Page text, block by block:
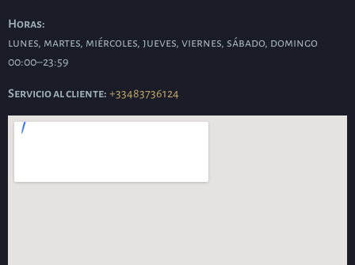
Horas:
lunes, martes, miércoles, jueves, viernes, sábado, domingo
00:00–23:59
Servicio al cliente: +33483736124